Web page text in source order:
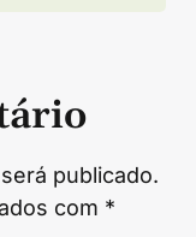
publicado.
com *